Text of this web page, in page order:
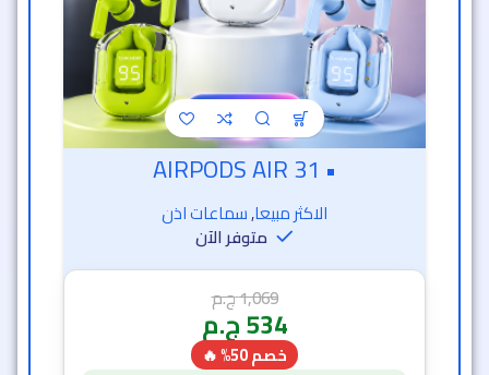
• AIRPODS AIR 31
الاكثر مبيعا,سماعات اذن
متوفر الآن
1,069ج.م
534ج.م
خصم 50% 🔥